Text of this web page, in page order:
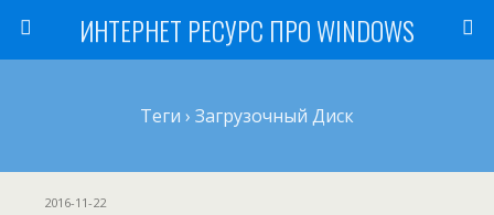
ИНТЕРНЕТ РЕСУРС ПРО WINDOWS
Теги › Загрузочный Диск
2016-11-22